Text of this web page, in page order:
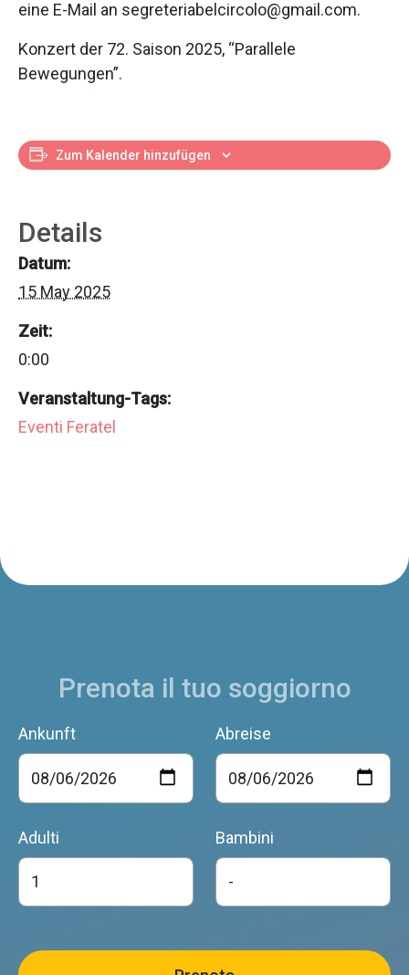
eine E-Mail an segreteriabelcircolo@gmail.com.
Konzert der 72. Saison 2025, “Parallele
Bewegungen”.
Zum Kalender hinzufügen
Details
Datum:
15 May 2025
Zeit:
0:00
Veranstaltung-Tags:
Eventi Feratel
Prenota il tuo soggiorno
Ankunft Abreise
Adulti Bambini